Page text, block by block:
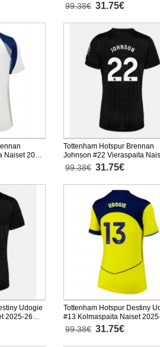
Lyhythihainen
99.38€ 31.75€
2025-
Tottenham Hotspur Brennan
Johnson #22 Vieraspaita
2025-26 Lyhythihainen
99.38€ 31.75€
Udogie
2025-26
Tottenham Hotspur Destiny
#13 Kolmaspaita Naiset
Lyhythihainen
99.38€ 31.75€